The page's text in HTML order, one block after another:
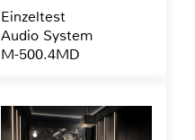
Einzeltest
Audio System
M-500.4MD